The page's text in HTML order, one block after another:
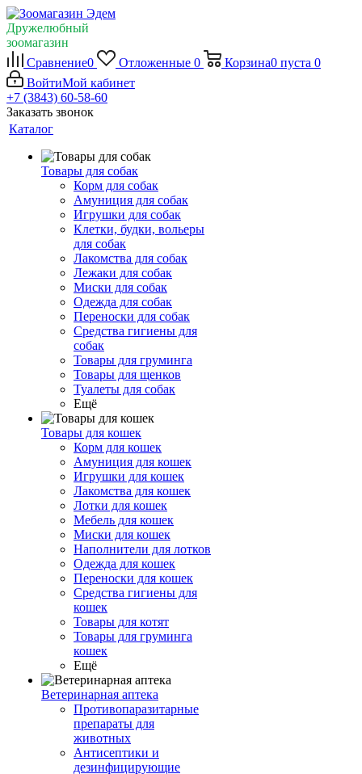
Дружелюбный
зоомагазин
Сравнение0 Отложенные 0 Корзина0 пуста 0
ВойтиМой кабинет
+7 (3843) 60-58-60
Заказать звонок
Каталог
Товары для собак
Корм для собак
Амуниция для собак
Игрушки для собак
Клетки, будки, вольеры
для собак
Лакомства для собак
Лежаки для собак
Миски для собак
Одежда для собак
Переноски для собак
Средства гигиены для
собак
Товары для груминга
Товары для щенков
Туалеты для собак
Ещё
Товары для кошек
Корм для кошек
Амуниция для кошек
Игрушки для кошек
Лакомства для кошек
Лотки для кошек
Мебель для кошек
Миски для кошек
Наполнители для лотков
Одежда для кошек
Переноски для кошек
Средства гигиены для
кошек
Товары для котят
Товары для груминга
кошек
Ещё
Ветеринарная аптека
Противопаразитарные
препараты для
животных
Антисептики и
дезинфицирующие